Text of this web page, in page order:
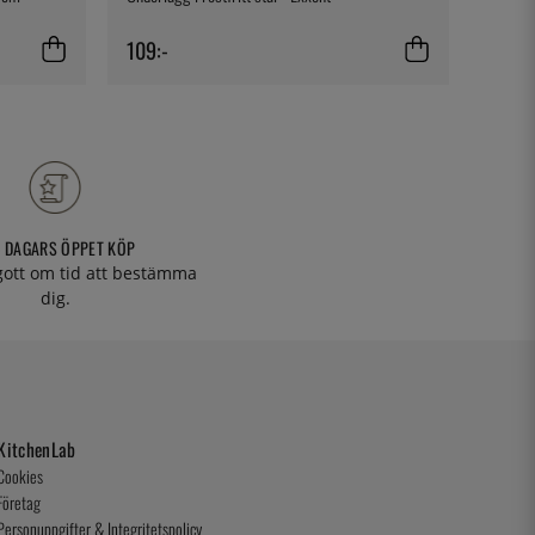
109:-
ÖPPET KÖP
om tid att bestämma
dig.
& Integritetspolicy